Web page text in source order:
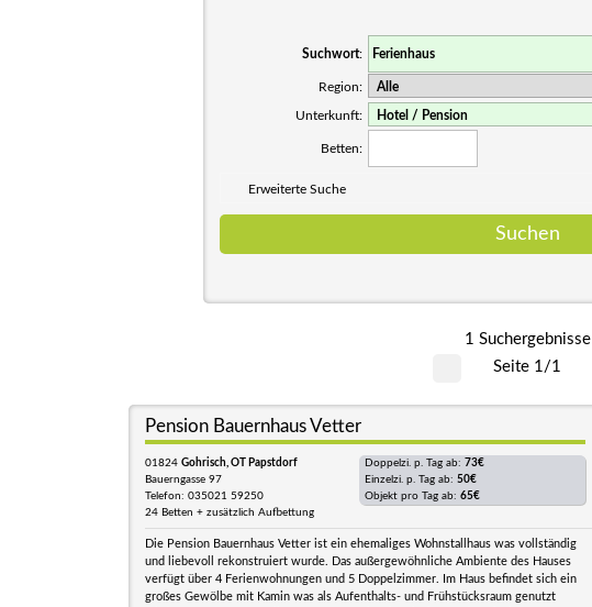
Suchwort:
Region:
Unterkunft:
Betten:
Erweiterte Suche
1 Suchergebnisse
Seite 1/1
Pension Bauernhaus Vetter
01824 Gohrisch, OT Papstdorf
Bauerngasse 97
Telefon: 035021 59250
24 Betten + zusätzlich Aufbettung
Doppelzi. p. Tag ab: 73€
Einzelzi. p. Tag ab: 50€
Objekt pro Tag ab: 65€
Die Pension Bauernhaus Vetter ist ein ehemaliges Wohnstallhaus was vollständig
und liebevoll rekonstruiert wurde. Das außergewöhnliche Ambiente des Hauses
verfügt über 4 Ferienwohnungen und 5 Doppelzimmer. Im Haus befindet sich ein
großes Gewölbe mit Kamin was als Aufenthalts- und Frühstücksraum genutzt